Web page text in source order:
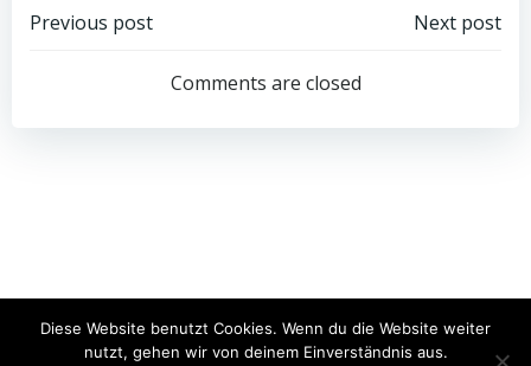
Post
navigation
Previous post
navigation
Next post
Comments are closed
© 2026 Freiwillige Feuerwehr Schwarzach. Created for
free using WordPress andColibri
Diese Website benutzt Cookies. Wenn du die Website weiter
nutzt, gehen wir von deinem Einverständnis aus.